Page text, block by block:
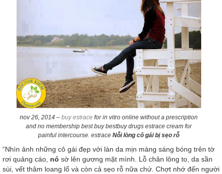
nov 26, 2014 – buy estracefor in vitro online without a prescription
and no membership best buy bestbuy drugs estrace cream for
painful intercourse. estrace Nỗi lòng cô gái bị sẹo rỗ
“Nhìn ảnh những cô gái đẹp với làn da mịn màng sáng bóng trên tờ
rơi quảng cáo, nó sờ lên gương mặt mình. Lỗ chân lông to, da sần
sùi, vết thâm loang lổ và còn cả sẹo rỗ nữa chứ. Chợt nhớ đến người